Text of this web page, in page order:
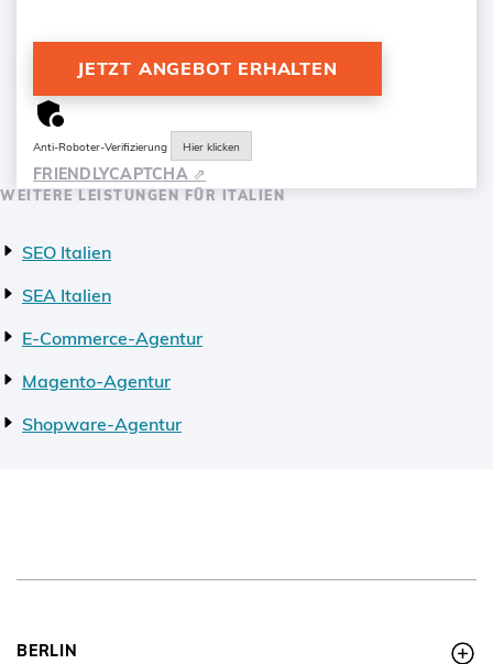
Anti-Roboter-Verifizierung Hier klicken
FRIENDLYCAPTCHA ⇗
WEITERE LEISTUNGEN FÜR ITALIEN
SEO Italien
SEA Italien
E-Commerce-Agentur
Magento-Agentur
Shopware-Agentur
BERLIN